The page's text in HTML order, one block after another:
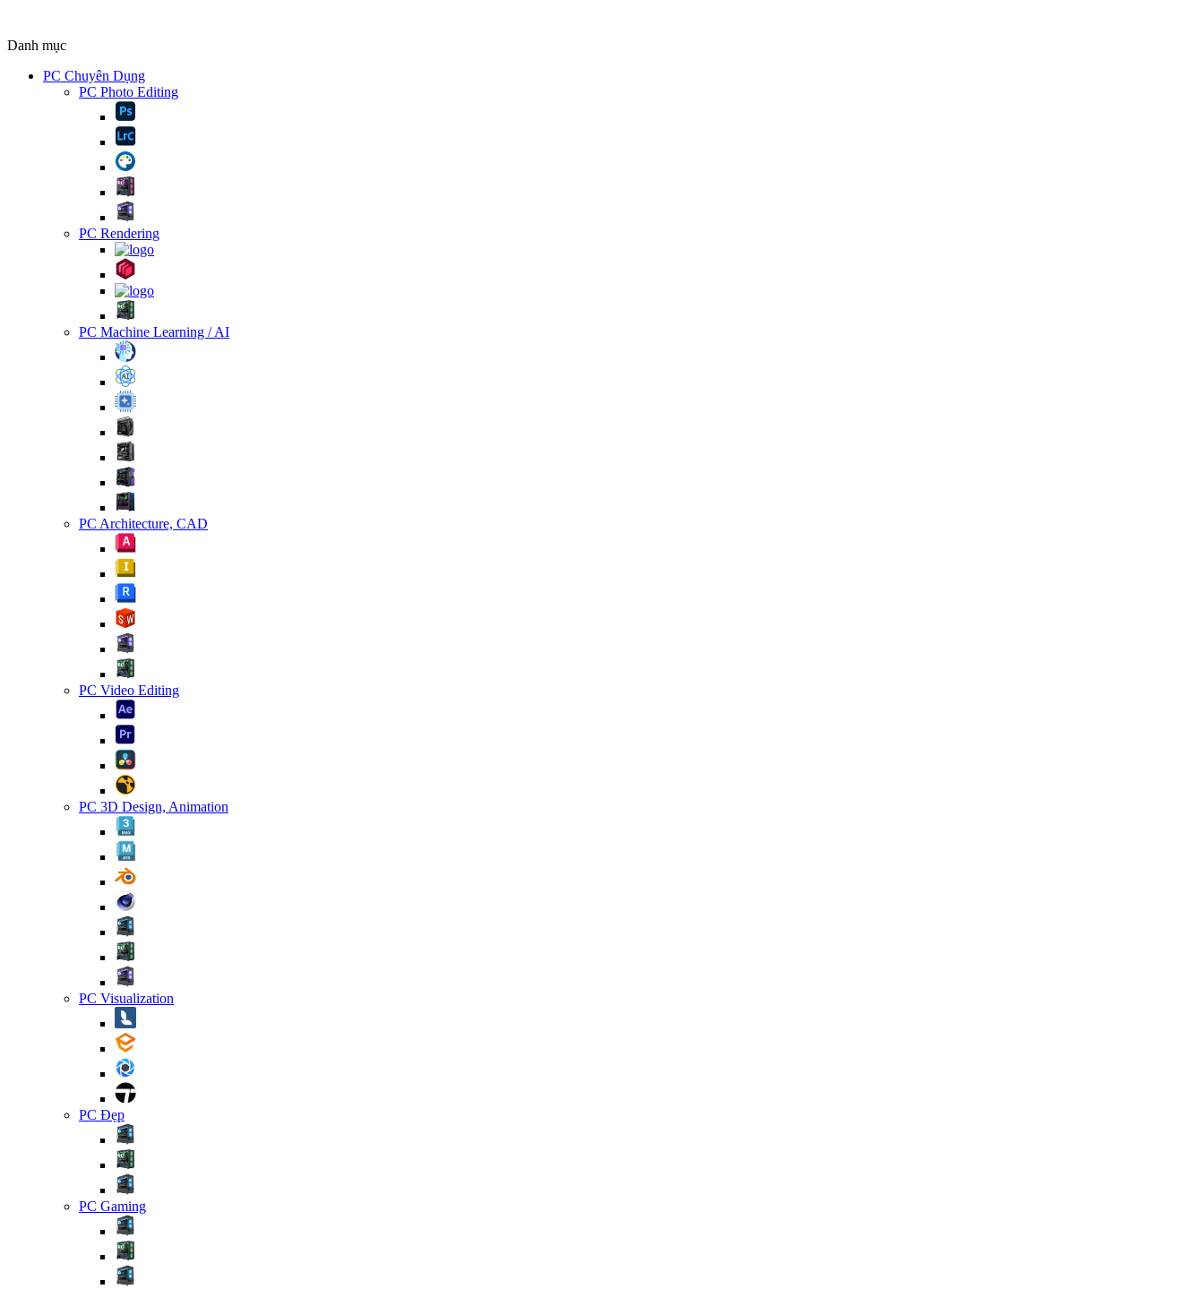
Danh mục
PC Chuyên Dụng
PC Photo Editing
PC Rendering
PC Machine Learning / AI
PC Architecture, CAD
PC Video Editing
PC 3D Design, Animation
PC Visualization
PC Đẹp
PC Gaming